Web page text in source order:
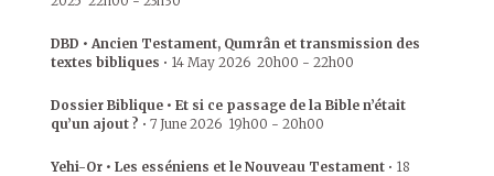
DBD • Ancien Testament, Qumrân et transmission des
textes bibliques • 14 May 2026 20h00 - 22h00
Dossier Biblique • Et si ce passage de la Bible n’était
qu’un ajout ? • 7 June 2026 19h00 - 20h00
Yehi-Or • Les esséniens et le Nouveau Testament • 18